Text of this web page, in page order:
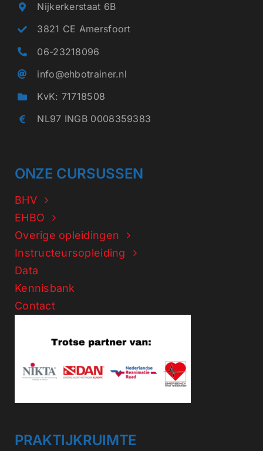
Nijkerkerstaat 6B
3821 CE Amersfoort
06-23218096
info@ehbotrainer.nl
KvK: 71718508
NL97 INGB 0008359383
ONZE CURSUSSEN
BHV
EHBO
Overige opleidingen
Instructeursopleiding
Data
Kennisbank
Contact
PRAKTIJKRUIMTE